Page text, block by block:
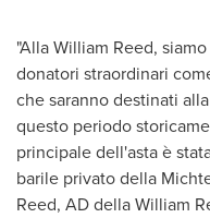
"Alla William Reed,
donatori straordinari
che saranno destinati
questo periodo
principale dell'asta è
barile privato della
Reed, AD della William